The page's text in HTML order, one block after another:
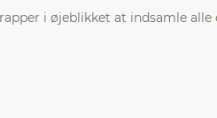
i øjeblikket at indsamle